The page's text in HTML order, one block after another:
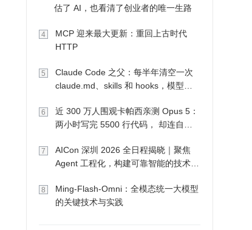
估了 AI，也看清了创业者的唯一生路
4
MCP 迎来最大更新：重回上古时代
HTTP
5
Claude Code 之父：每半年清空一次
claude.md、skills 和 hooks，模型自
6
近 300 万人围观卡帕西亲测 Opus 5：
两小时写完 5500 行代码， 却连自己
7
AICon 深圳 2026 全日程揭晓｜聚焦
Agent 工程化，构建可靠智能的技术路
8
Ming-Flash-Omni：全模态统一大模型
的关键技术与实践